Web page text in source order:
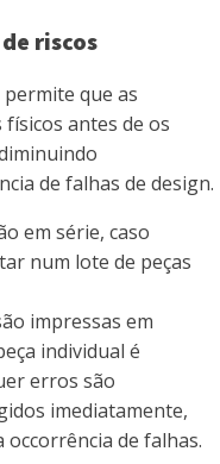
riscos
que as
antes de os
de falhas de design.
em série, caso
num lote de peças
impressas em
individual é
erros são
imediatamente,
de falhas.